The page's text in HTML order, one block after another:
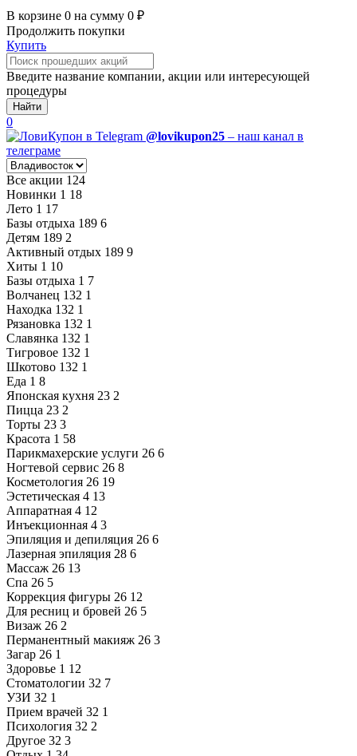
В корзине 0 на сумму 0 ₽
Продолжить покупки
Купить
Введите название компании, акции или интересующей
процедуры
Найти
0
@lovikupon25 – наш канал в
телеграме
Все акции 124
Новинки 1 18
Лето 1 17
Базы отдыха 189 6
Детям 189 2
Активный отдых 189 9
Хиты 1 10
Базы отдыха 1 7
Волчанец 132 1
Находка 132 1
Рязановка 132 1
Славянка 132 1
Тигровое 132 1
Шкотово 132 1
Еда 1 8
Японская кухня 23 2
Пицца 23 2
Торты 23 3
Красота 1 58
Парикмахерские услуги 26 6
Ногтевой сервис 26 8
Косметология 26 19
Эстетическая 4 13
Аппаратная 4 12
Инъекционная 4 3
Эпиляция и депиляция 26 6
Лазерная эпиляция 28 6
Массаж 26 13
Спа 26 5
Коррекция фигуры 26 12
Для ресниц и бровей 26 5
Визаж 26 2
Перманентный макияж 26 3
Загар 26 1
Здоровье 1 12
Стоматологии 32 7
УЗИ 32 1
Прием врачей 32 1
Психология 32 2
Другое 32 3